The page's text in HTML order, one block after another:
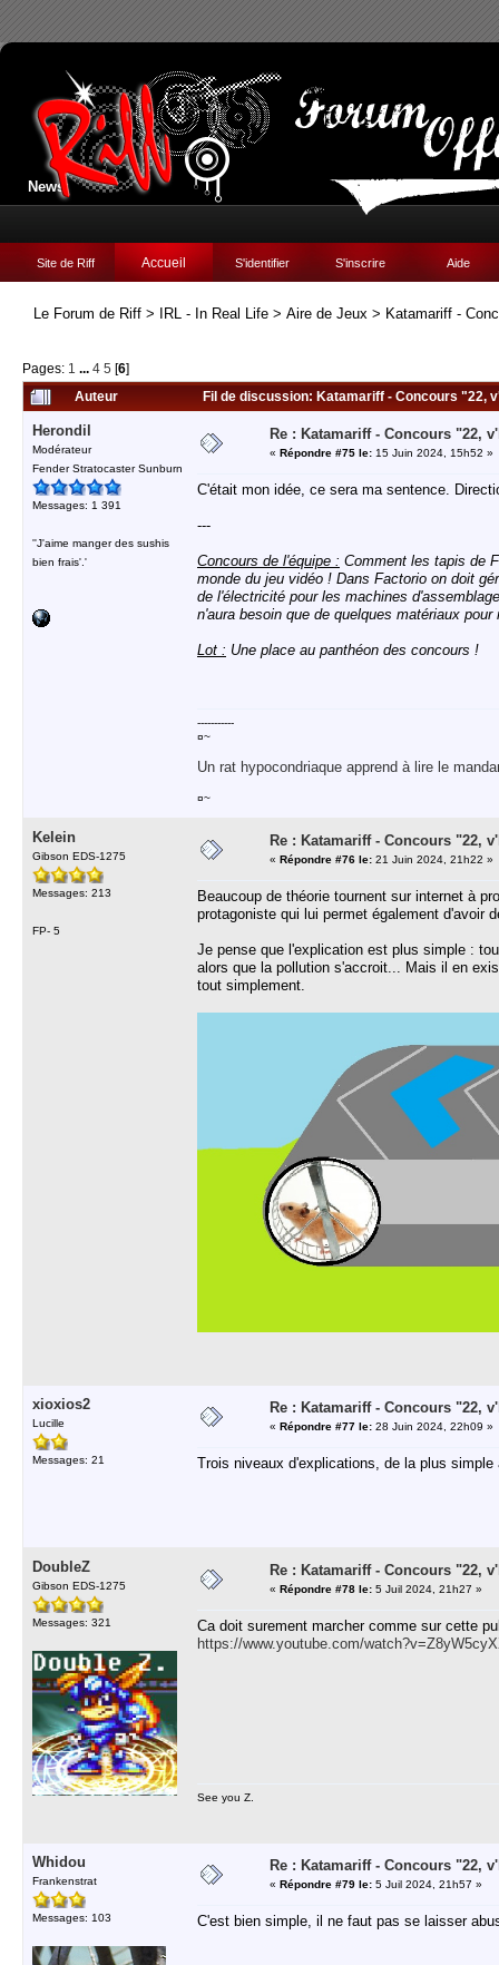
News:
Site de Riff Accueil S'identifier S'inscrire Aide
Le Forum de Riff > IRL - In Real Life > Aire de Jeux > Katamariff -
Pages: 1 ... 4 5 [6]
Auteur
Fil de discussion: Katamariff - Concours "22,
Herondil
Modérateur
Fender Stratocaster Sunburn
Messages: 1 391
''J'aime manger des sushis
bien frais'.'
Re : Katamariff - Concours "22,
« Répondre #75 le: 15 Juin 2024, 15h52 »
C'était mon idée, ce sera ma sentence.
---
Concours de l'équipe : Comment les tapis de
monde du jeu vidéo ! Dans Factorio on doit
de l'électricité pour les machines
n'aura besoin que de quelques matériaux
Lot : Une place au panthéon des concours !
-----------
¤~
Un rat hypocondriaque apprend à lire le
¤~
Kelein
Gibson EDS-1275
Messages: 213
FP- 5
Re : Katamariff - Concours "22,
« Répondre #76 le: 21 Juin 2024, 21h22 »
Beaucoup de théorie tournent sur internet à
protagoniste qui lui permet également d'avoir
Je pense que l'explication est plus simple :
alors que la pollution s'accroit... Mais il en
tout simplement.
xioxios2
Lucille
Messages: 21
Re : Katamariff - Concours "22,
« Répondre #77 le: 28 Juin 2024, 22h09 »
Trois niveaux d'explications, de la plus simple
DoubleZ
Gibson EDS-1275
Messages: 321
Re : Katamariff - Concours "22,
« Répondre #78 le: 5 Juil 2024, 21h27 »
Ca doit surement marcher comme sur cette
https://www.youtube.com/
See you Z.
Whidou
Frankenstrat
Messages: 103
Re : Katamariff - Concours "22,
« Répondre #79 le: 5 Juil 2024, 21h57 »
C'est bien simple, il ne faut pas se laisser